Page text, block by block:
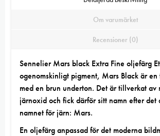
Om varumärket
Recensioner (0)
Sennelier Mars black Extra Fine oljefärg
ogenomskinligt pigment, Mars Black är en
med en brun underton. Det är tillverkat av
järnoxid och fick därför sitt namn efter det
namnet för järn: Mars.
En oljefärg anpassad för det moderna